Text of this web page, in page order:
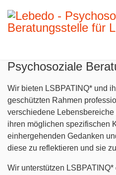
Psychosoziale
Wir bieten LSBPATINQ* und
geschützten Rahmen
verschiedene Lebensbereiche
ihren möglichen spezifischen
einhergehenden Gedanken
diese zu reflektieren und sie
Wir unterstützen LSBPATINQ*